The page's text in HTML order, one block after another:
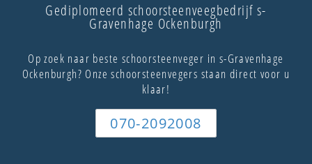
Gediplomeerd schoorsteenveegbedrijf s-
Gravenhage Ockenburgh
Op zoek naar beste schoorsteenveger in s-Gravenhage
Ockenburgh? Onze schoorsteenvegers staan direct voor u
klaar!
070-2092008